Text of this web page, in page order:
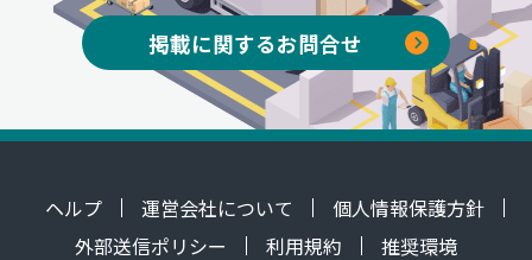
掲載に関するお問合せ
ヘルプ 運営会社について
個人情報保護方針
外部送信ポリシー
利用規約 推奨環境